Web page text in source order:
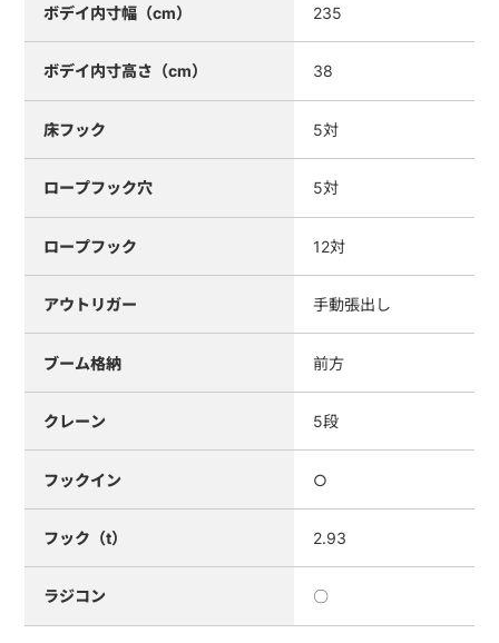
ボデイ内寸幅（cm） 235
ボデイ内寸高さ（cm） 38
床フック 5対
ロープフック穴 5対
ロープフック 12対
アウトリガー 手動張出し
ブーム格納 前方
クレーン 5段
フックイン ○
フック（t） 2.93
ラジコン 〇